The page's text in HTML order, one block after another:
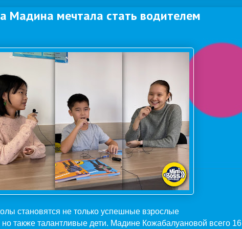
Мадина мечтала стать водителем
становятся не только успешные взрослые
также талантливые дети. Мадине Кожабалуановой всего 16